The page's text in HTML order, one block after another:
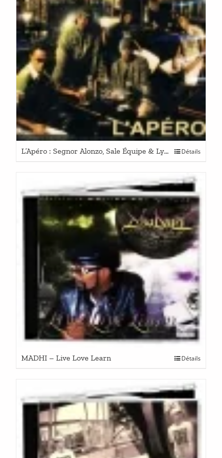
L’Apéro : Segnor Alonzo, Sale Équipe & Lygne 26 Détails
MADHI – Live Love Learn Détails